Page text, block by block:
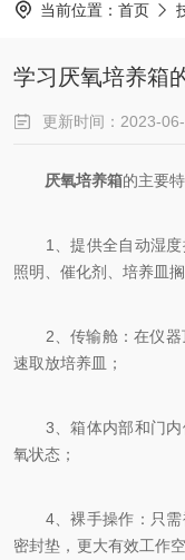
当前位置： 首页
学习厌氧培养箱
更新时间：2023-
厌氧培养箱的主要特
1、提供全自动湿度
照明、催化剂、培养皿
2、传输舱：在仪器
速取放培养皿；
3、箱体内部和门内
氧状态；
4、裸手操作：只需
密封垫，更大有效工作